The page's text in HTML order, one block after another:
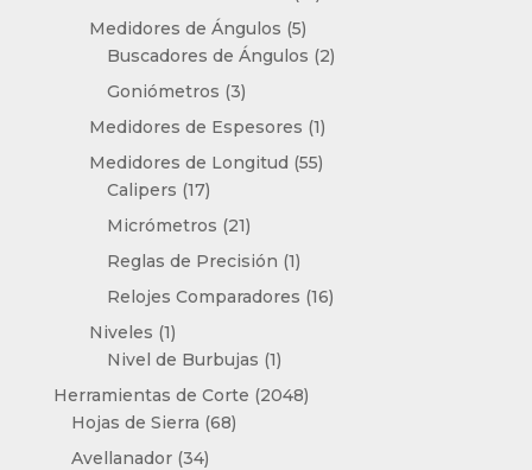
Medidores de Ángulos 55
productos
Buscadores de Ángulos 22
Goniómetros 33
productos
Medidores de Espesores 11
producto
Medidores de Longitud 5555
Calipers 1717
productos
Micrómetros 2121
productos
Reglas de Precisión 11
producto
Relojes Comparadores 1616
Niveles 11
producto
Nivel de Burbujas 11
producto
Herramientas de Corte 20482048
Hojas de Sierra 6868
Avellanador 3434